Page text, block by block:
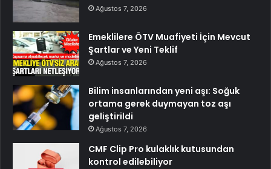
Ağustos 7, 2026
Emeklilere ÖTV Muafiyeti İçin Mevcut
Şartlar ve Yeni Teklif
Ağustos 7, 2026
Bilim insanlarından yeni aşı: Soğuk
ortama gerek duymayan toz aşı
geliştirildi
Ağustos 7, 2026
CMF Clip Pro kulaklık kutusundan
kontrol edilebiliyor